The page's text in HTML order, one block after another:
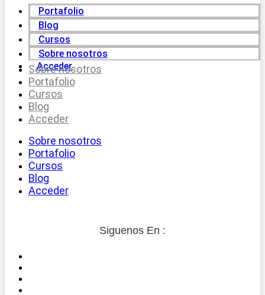
Portafolio
Blog
Cursos
Sobre nosotros
Acceder
Sobre nosotros
Portafolio
Cursos
Blog
Acceder
Sobre nosotros
Portafolio
Cursos
Blog
Acceder
Siguenos En :